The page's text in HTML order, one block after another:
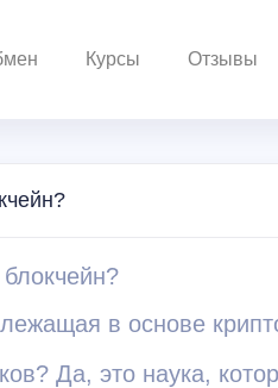
Курсы Отзывы
в основе
Да, это наука,